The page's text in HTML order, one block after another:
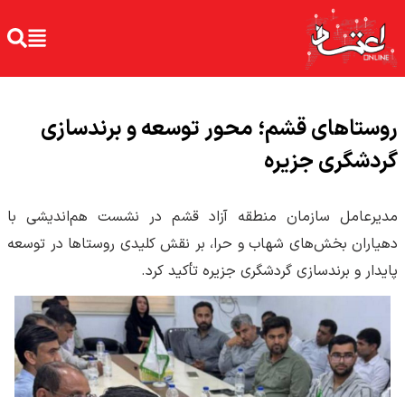
روستاهای قشم؛ محور توسعه و برند‌سازی
گردشگری جزیره
مدیرعامل سازمان منطقه آزاد قشم در نشست هم‌اندیشی با
دهیاران بخش‌های شهاب و حرا، بر نقش کلیدی روستاها در توسعه
پایدار و برند‌سازی گردشگری جزیره تأکید کرد.